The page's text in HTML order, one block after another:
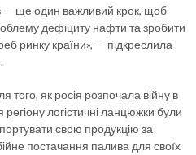
— ще один важливий крок, щоб
дефіциту нафти та зробити
ринку країни», — підкреслила
того, як росія розпочала війну в
регіону логістичні ланцюжки були
свою продукцію за
постачання палива для своїх